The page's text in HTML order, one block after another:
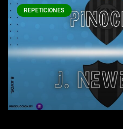
REPETICIONES